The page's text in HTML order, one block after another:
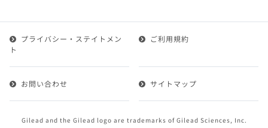
1.会員とは、医療関係者の方で、本サービスの利用規約
ービスに登録を申し込みギリアドがこれを承認した方を
いいます。
けることができます。
Gilead and the Gilead logo are trademarks of Gilead Sciences, Inc.
プライバシー・ステイトメン
ト
ご利用規約
お問い合わせ サイトマップ